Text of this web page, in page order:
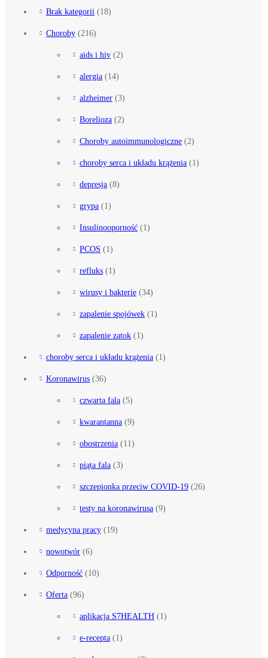
Brak kategorii (18)
Choroby (216)
aids i hiv (2)
alergia (14)
alzheimer (3)
Borelioza (2)
Choroby autoimmunologiczne (2)
choroby serca i układu krążenia (1)
depresja (8)
grypa (1)
Insulinooporność (1)
PCOS (1)
refluks (1)
wirusy i bakterie (34)
zapalenie spojówek (1)
zapalenie zatok (1)
choroby serca i układu krążenia (1)
Koronawirus (36)
czwarta fala (5)
kwarantanna (9)
obostrzenia (11)
piąta fala (3)
szczepionka przeciw COVID-19 (26)
testy na koronawirusa (9)
medycyna pracy (19)
nowotwór (6)
Odporność (10)
Oferta (96)
aplikacja S7HEALTH (1)
e-recepta (1)